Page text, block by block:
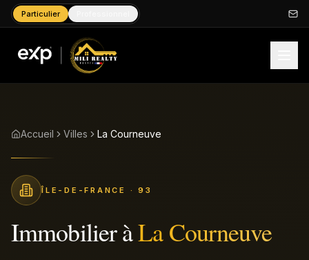
Particulier
Accueil Villes La Courneuve
ÎLE-DE-FRANCE · 93
Immobilier àLa Courneuve